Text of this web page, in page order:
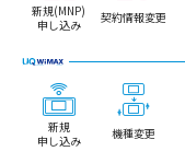
新規(MNP)
申し込み
契約情報変更
新規
申し込み
機種変更